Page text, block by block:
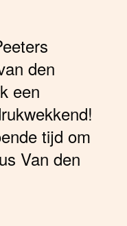
den
een
tijd om
Van den